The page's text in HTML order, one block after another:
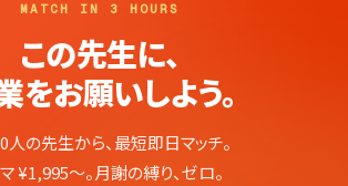
MATCH IN 3 HOURS
この先生に、
をお願いしよう。
人の先生から、最短即日マッチ。
¥1,995〜。月謝の縛り、ゼロ。